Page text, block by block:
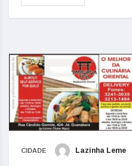
CIDADE Lazinha Leme